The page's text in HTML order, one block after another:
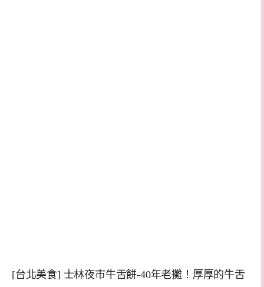
[台北美食] 士林夜市牛舌餅-40年老攤！厚厚的牛舌